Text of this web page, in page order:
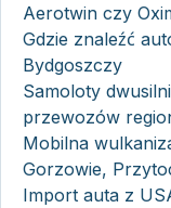
Aerotwin czy
Gdzie znaleźć
Bydgoszczy
Samoloty
przewozów
Mobilna
Gorzowie,
Import auta z